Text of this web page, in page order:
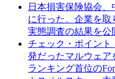
日本損害保険協会
に行った、企業を
実態調査の結果を公
チェック・ポイント
発だったマルウェ
ランキング首位の